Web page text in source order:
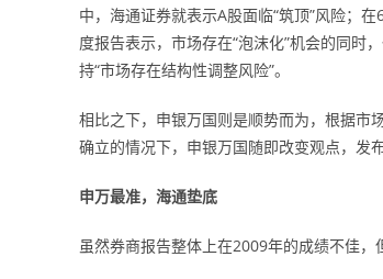
中，海通证券就表示A股面临“筑顶”风险；
度报告表示，市场存在“泡沫化”机会的同时
持“市场存在结构性调整风险”。
相比之下，申银万国则是顺势而为，根据市
确立的情况下，申银万国随即改变观点，发
申万最准，海通垫底
虽然券商报告整体上在2009年的成绩不佳，